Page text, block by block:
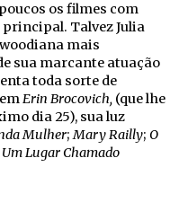
os filmes com
Talvez Julia
mais
sua marcante atuação
toda sorte de
Erin Brocovich, (que lhe
dia 25), sua luz
Mulher;Mary Railly; O
Um Lugar Chamado